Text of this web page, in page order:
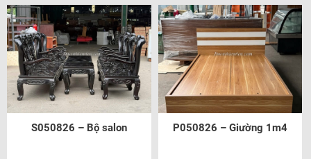
S050826 – Bộ salon P050826 – Giường 1m4